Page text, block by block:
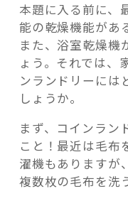
本題に入る前に、
能の乾燥機能があ
また、浴室乾燥機
ょう。それでは、
ンランドリーには
しょうか。
まず、コインラン
こと！最近は毛布
濯機もありますが
複数枚の毛布を洗